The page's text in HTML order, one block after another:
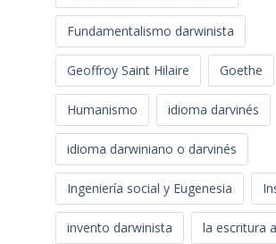
Fundamentalismo darwinista
Geoffroy Saint Hilaire Goethe
Humanismo idioma darvinés
idioma darwiniano o darvinés
Ingeniería social y Eugenesia
invento darwinista la escritura